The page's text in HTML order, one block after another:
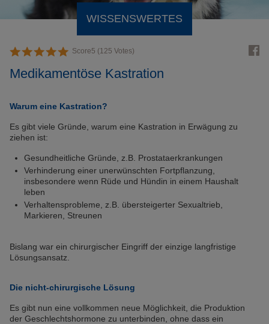
WISSENSWERTES
Score5 (125 Votes)
Medikamentöse Kastration
Warum eine Kastration?
Es gibt viele Gründe, warum eine Kastration in Erwägung zu
ziehen ist:
Gesundheitliche Gründe, z.B. Prostataerkrankungen
Verhinderung einer unerwünschten Fortpflanzung,
insbesondere wenn Rüde und Hündin in einem Haushalt
leben
Verhaltensprobleme, z.B. übersteigerter Sexualtrieb,
Markieren, Streunen
Bislang war ein chirurgischer Eingriff der einzige langfristige
Lösungsansatz.
Die nicht-chirurgische Lösung
Es gibt nun eine vollkommen neue Möglichkeit, die Produktion
der Geschlechtshormone zu unterbinden, ohne dass ein